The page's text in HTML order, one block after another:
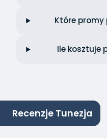
Które promy
Ile kosztuje
Recenzje Tunezja